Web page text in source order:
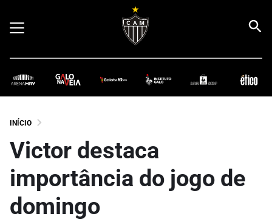
INÍCIO
Victor destaca
importância do jogo de
domingo